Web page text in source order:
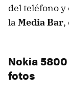
del teléfono
la Media Bar,
Nokia
fotos